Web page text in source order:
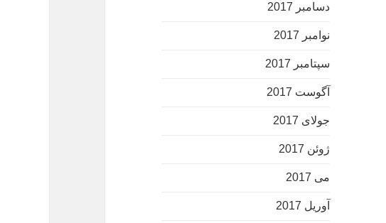
دسامبر 2017
نوامبر 2017
سپتامبر 2017
آگوست 2017
جولای 2017
ژوئن 2017
می 2017
آوریل 2017